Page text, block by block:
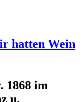
hatten Wein
1868 im
u.